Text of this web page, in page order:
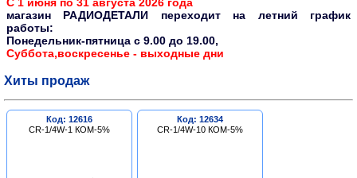
магазин РАДИОДЕТАЛИ переходит на летний график
работы:
Понедельник-пятница c 9.00 до 19.00,
Суббота,воскресенье - выходные дни
Хиты продаж
Код: 12616
CR-1/4W-1 КОМ-5%
Код: 12634
CR-1/4W-10 КОМ-5%